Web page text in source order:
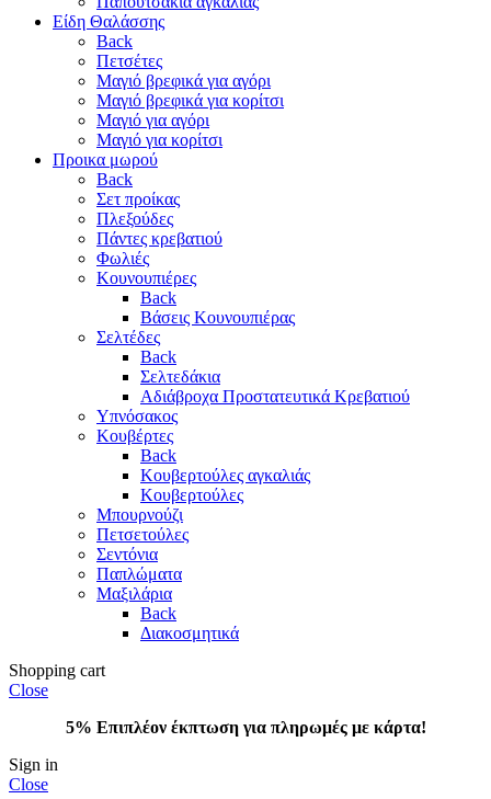
Είδη Θαλάσσης
Back
Πετσέτες
Μαγιό βρεφικά για αγόρι
Μαγιό βρεφικά για κορίτσι
Μαγιό για αγόρι
Μαγιό για κορίτσι
Προικα μωρού
Back
Σετ προίκας
Πλεξούδες
Πάντες κρεβατιού
Φωλιές
Κουνουπιέρες
Back
Βάσεις Κουνουπιέρας
Σελτέδες
Back
Σελτεδάκια
Αδιάβροχα Προστατευτικά Κρεβατιού
Υπνόσακος
Κουβέρτες
Back
Κουβερτούλες αγκαλιάς
Κουβερτούλες
Μπουρνούζι
Πετσετούλες
Σεντόνια
Παπλώματα
Μαξιλάρια
Back
Διακοσμητικά
Shopping cart
Close
5% Επιπλέον έκπτωση για πληρωμές με κάρτα!
Sign in
Close